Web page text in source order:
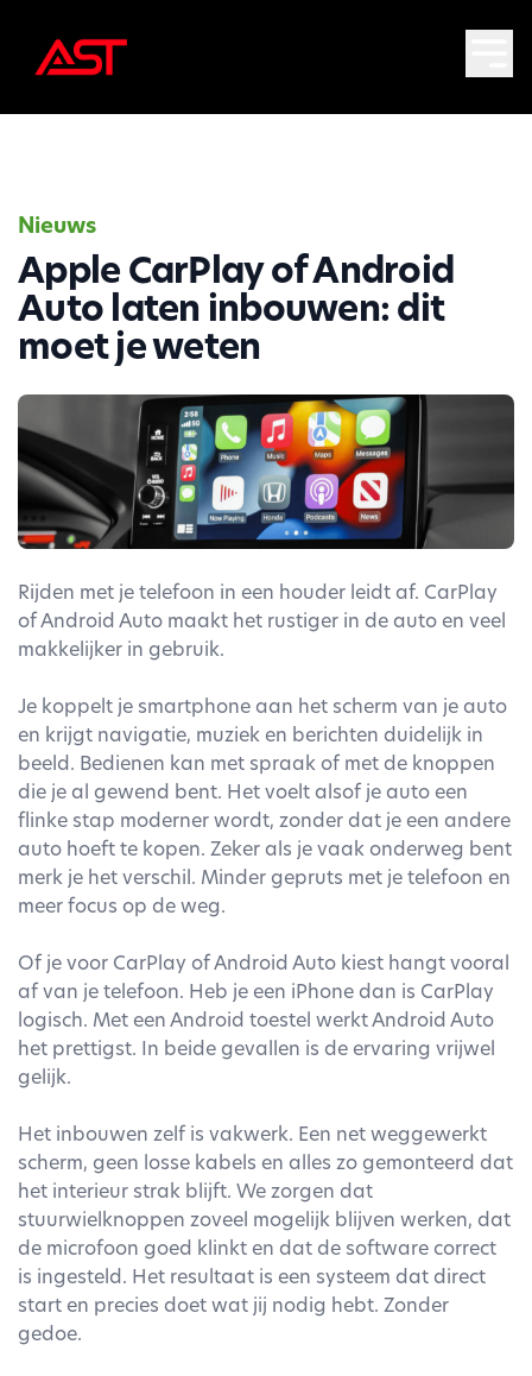
Nieuws
Apple CarPlay of Android
Auto laten inbouwen: dit
moet je weten
Rijden met je telefoon in een houder leidt af. CarPlay
of Android Auto maakt het rustiger in de auto en veel
makkelijker in gebruik.
Je koppelt je smartphone aan het scherm van je auto
en krijgt navigatie, muziek en berichten duidelijk in
beeld. Bedienen kan met spraak of met de knoppen
die je al gewend bent. Het voelt alsof je auto een
flinke stap moderner wordt, zonder dat je een andere
auto hoeft te kopen. Zeker als je vaak onderweg bent
merk je het verschil. Minder gepruts met je telefoon en
meer focus op de weg.
Of je voor CarPlay of Android Auto kiest hangt vooral
af van je telefoon. Heb je een iPhone dan is CarPlay
logisch. Met een Android toestel werkt Android Auto
het prettigst. In beide gevallen is de ervaring vrijwel
gelijk.
Het inbouwen zelf is vakwerk. Een net weggewerkt
scherm, geen losse kabels en alles zo gemonteerd dat
het interieur strak blijft. We zorgen dat
stuurwielknoppen zoveel mogelijk blijven werken, dat
de microfoon goed klinkt en dat de software correct
is ingesteld. Het resultaat is een systeem dat direct
start en precies doet wat jij nodig hebt. Zonder
gedoe.